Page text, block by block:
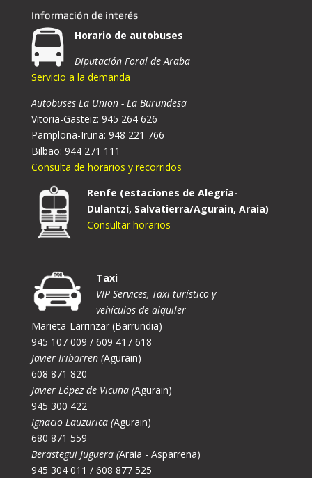
Información de interés
Horario de autobuses
Diputación Foral de Araba
Servicio a la demanda
Autobuses La Union - La Burundesa
Vitoria-Gasteiz: 945 264 626
Pamplona-Iruña: 948 221 766
Bilbao: 944 271 111
Consulta de horarios y recorridos
Renfe (estaciones de Alegría-
Dulantzi, Salvatierra/Agurain, Araia)
Consultar horarios
Taxi
VIP Services, Taxi turístico y
vehículos de alquiler
Marieta-Larrinzar (Barrundia)
945 107 009 / 609 417 618
Javier Iribarren (Agurain)
608 871 820
Javier López de Vicuña (Agurain)
945 300 422
Ignacio Lauzurica (Agurain)
680 871 559
Berastegui Juguera (Araia - Asparrena)
945 304 011 / 608 877 525